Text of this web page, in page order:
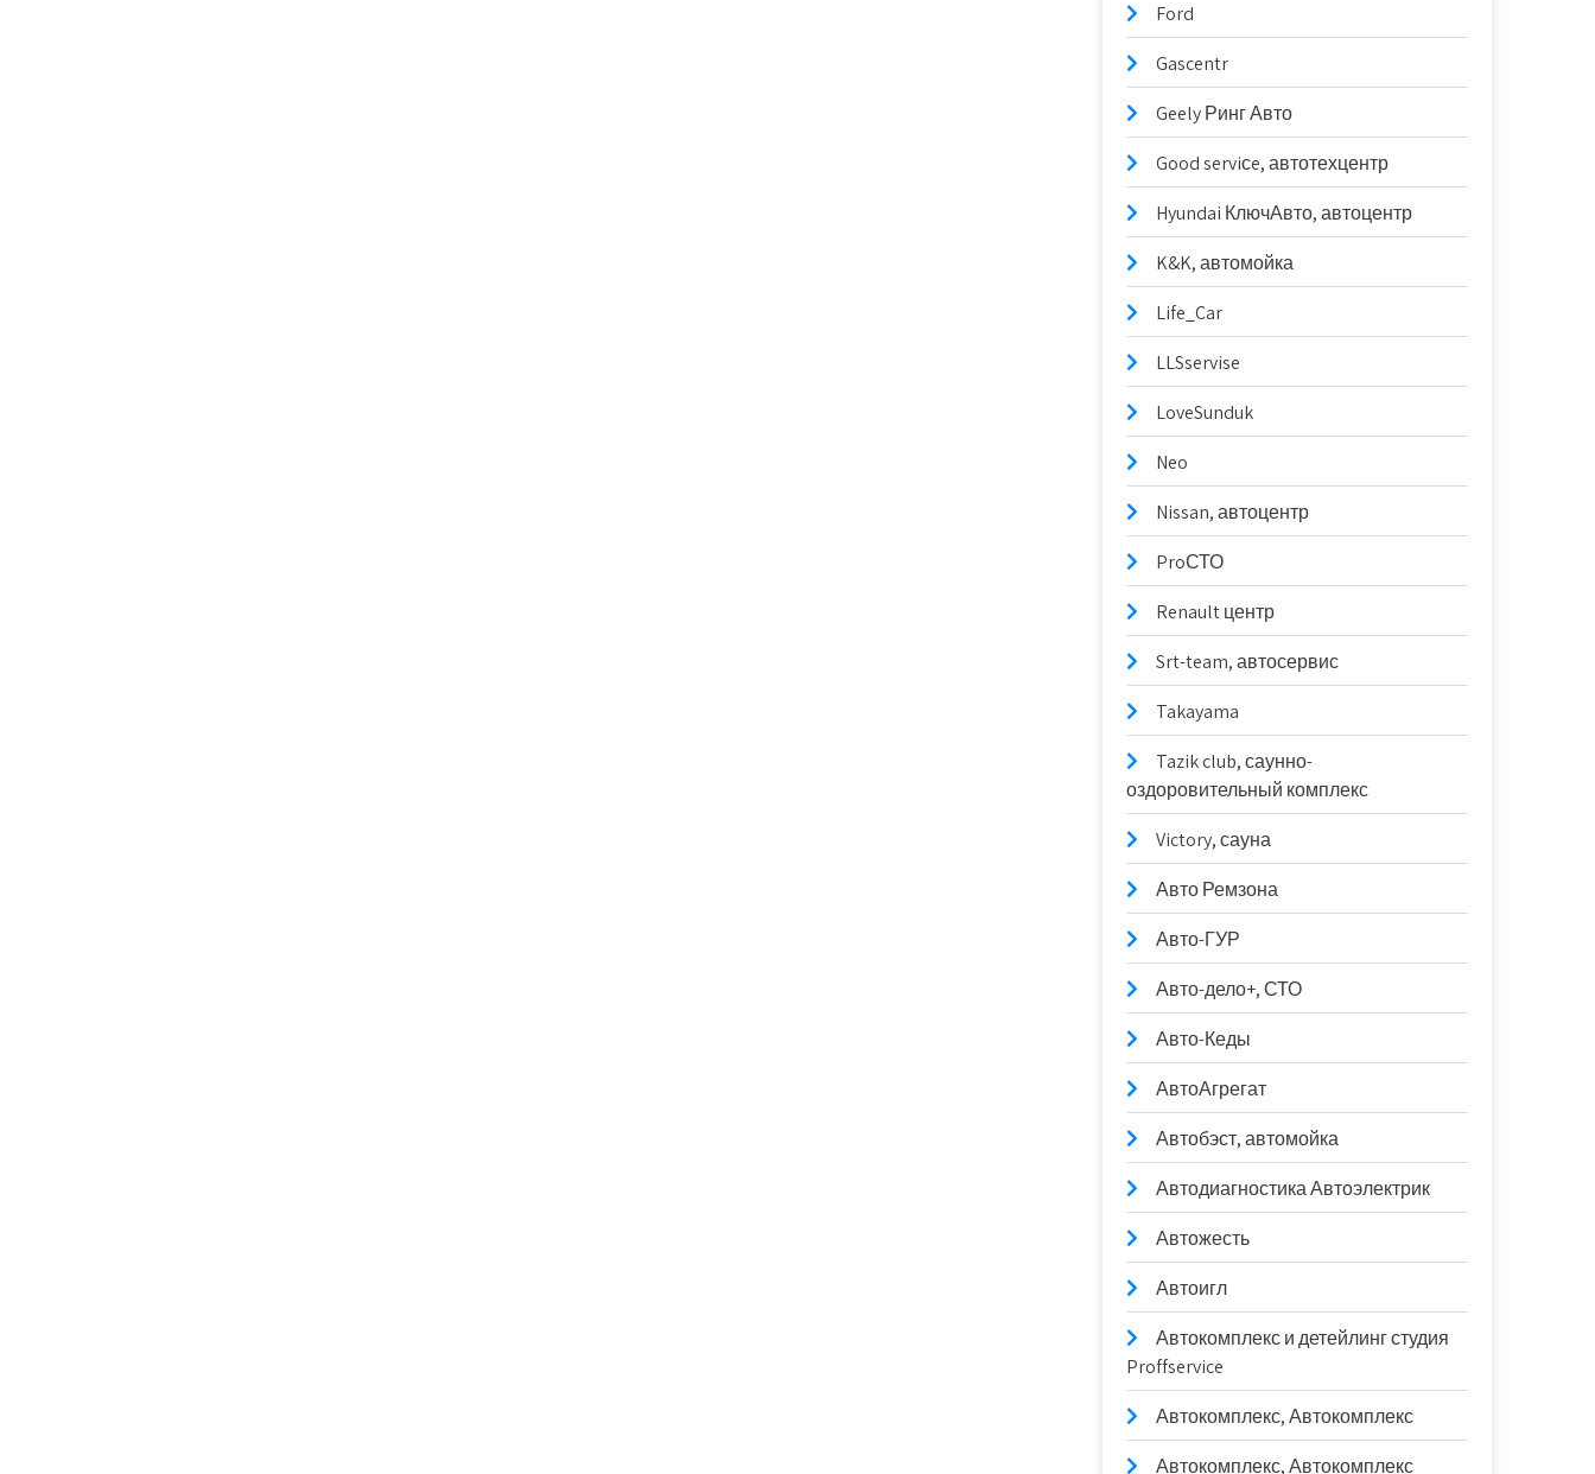
Ford
Gascentr
Geely Ринг Авто
Good serviсe, автотехцентр
Hyundai КлючАвто, автоцентр
K&K, автомойка
Life_Car
LLSservise
LoveSunduk
Neo
Nissan, автоцентр
ProСТО
Renault центр
Srt-team, автосервис
Takayama
Tazik club, саунно-
оздоровительный комплекс
Victory, сауна
Авто Ремзона
Авто-ГУР
Авто-дело+, СТО
Авто-Кеды
АвтоАгрегат
Автобэст, автомойка
Автодиагностика Автоэлектрик
Автожесть
Автоигл
Автокомплекс и детейлинг студия
Proffservice
Автокомплекс, Автокомплекс
Автокомплекс, Автокомплекс